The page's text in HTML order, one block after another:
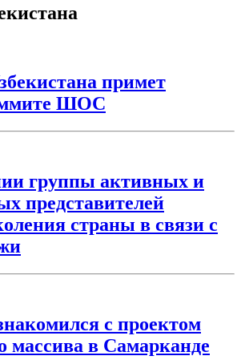
примет
ШОС
группы активных и
представителей
страны в связи с
с проектом
массива в Самарканде